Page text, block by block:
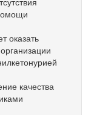
оказать
качества